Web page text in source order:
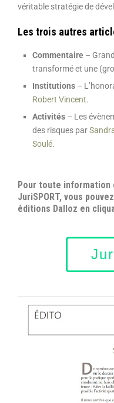
véritable stratégie de
Les trois autres
Commentaire –
transformé et une
Institutions –
Robert Vincent.
Activités – Les
des risques par
Soulé.
Pour toute information
JuriSPORT, vous
éditions Dalloz en